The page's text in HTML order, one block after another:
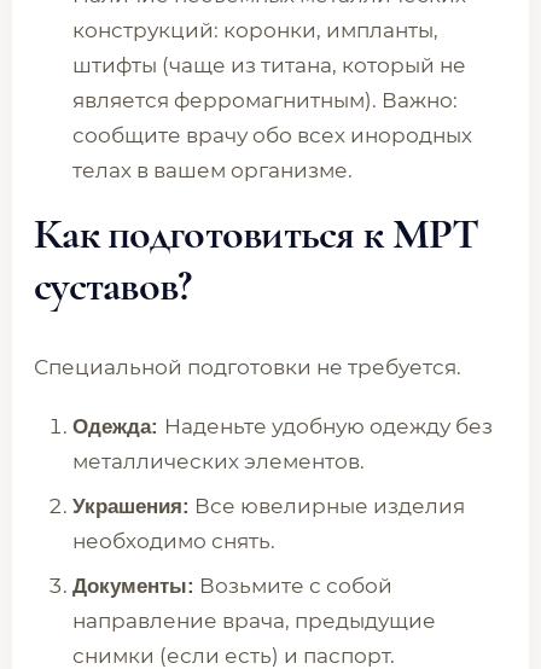
конструкций: коронки, импланты,
штифты (чаще из титана, который не
является ферромагнитным). Важно:
сообщите врачу обо всех инородных
телах в вашем организме.
Как подготовиться к МРТ
суставов?
Специальной подготовки не требуется.
Одежда: Наденьте удобную одежду без
металлических элементов.
Украшения: Все ювелирные изделия
необходимо снять.
Документы: Возьмите с собой
направление врача, предыдущие
снимки (если есть) и паспорт.